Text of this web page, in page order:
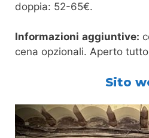
doppia: 52-65€.
Informazioni aggiuntive:
cena opzionali. Aperto
Sito